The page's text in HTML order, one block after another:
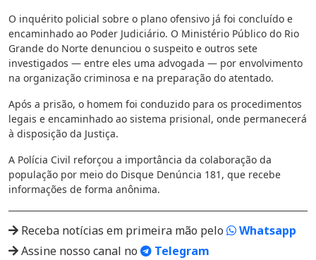
O inquérito policial sobre o plano ofensivo já foi concluído e
encaminhado ao Poder Judiciário. O Ministério Público do Rio
Grande do Norte denunciou o suspeito e outros sete
investigados — entre eles uma advogada — por envolvimento
na organização criminosa e na preparação do atentado.
Após a prisão, o homem foi conduzido para os procedimentos
legais e encaminhado ao sistema prisional, onde permanecerá
à disposição da Justiça.
A Polícia Civil reforçou a importância da colaboração da
população por meio do Disque Denúncia 181, que recebe
informações de forma anônima.
Receba notícias em primeira mão pelo
Whatsapp
Assine nosso canal no
Telegram